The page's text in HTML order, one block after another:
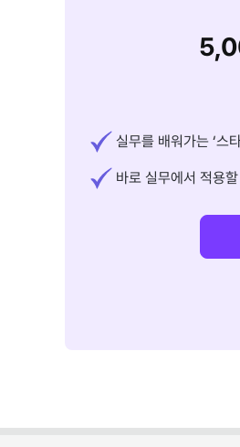
실무를 배워가는 ‘스
바로 실무에서 적용